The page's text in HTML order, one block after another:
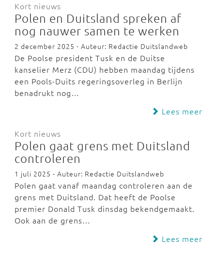
Kort nieuws
Polen en Duitsland spreken af
nog nauwer samen te werken
2 december 2025 - Auteur: Redactie Duitslandweb
De Poolse president Tusk en de Duitse
kanselier Merz (CDU) hebben maandag tijdens
een Pools-Duits regeringsoverleg in Berlijn
benadrukt nog…
Lees meer
Kort nieuws
Polen gaat grens met Duitsland
controleren
1 juli 2025 - Auteur: Redactie Duitslandweb
Polen gaat vanaf maandag controleren aan de
grens met Duitsland. Dat heeft de Poolse
premier Donald Tusk dinsdag bekendgemaakt.
Ook aan de grens…
Lees meer